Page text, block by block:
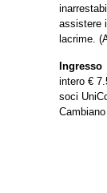
assistere
lacrime.
Ingresso
intero €
soci
Cambiano